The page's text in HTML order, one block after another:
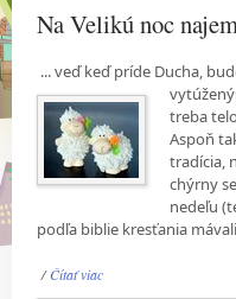
Na Velikú noc
... veď keď príde Ducha,
treba
Aspoň
tradícia,
chýrny
nedeľu
podľa biblie kresťania mávali
/Čítať viac